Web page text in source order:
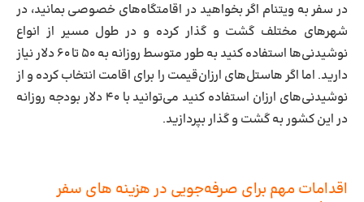
در سفر به ویتنام اگر بخواهید در اقامتگاه‌های خصوصی بمانید، در
شهرهای مختلف گشت و گذار کرده و در طول مسیر از انواع
نوشیدنی‌ها استفاده کنید به طور متوسط روزانه به ۵۰ تا ۶۰ دلار نیاز
دارید. اما اگر هاستل‌های ارزان‌قیمت را برای اقامت انتخاب کرده و از
نوشیدنی‌های ارزان استفاده کنید می‌توانید با ۴۰ دلار بودجه روزانه
در این کشور به گشت و گذار بپردازید.
اقدامات مهم برای صرفه‌جویی در هزینه های سفر